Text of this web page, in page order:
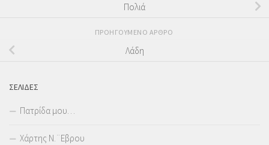
Πολιά
ΠΡΟΗΓΟΎΜΕΝΟ ΆΡΘΡΟ
Λάδη
ΣΕΛΊΔΕΣ
Πατρίδα μου…
Χάρτης Ν.¨Εβρου